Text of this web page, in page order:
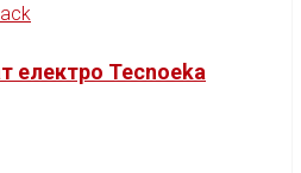
електро Tecnoeka